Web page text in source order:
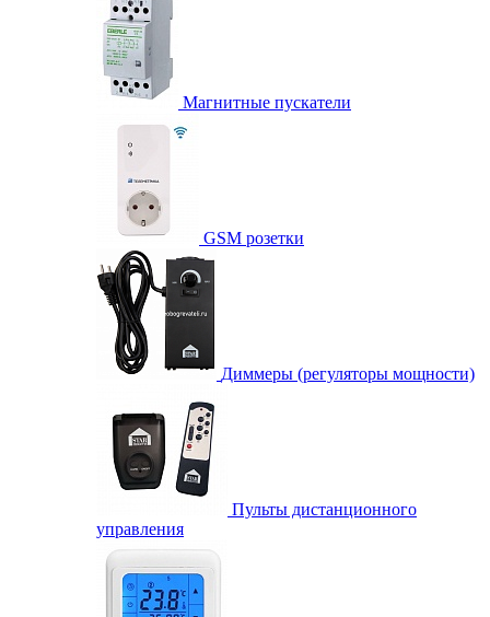
Магнитные пускатели
GSM розетки
Диммеры (регуляторы мощности)
Пульты дистанционного
управления